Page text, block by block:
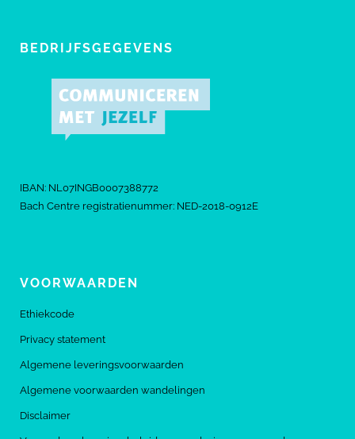
BEDRIJFSGEGEVENS
IBAN: NL07INGB0007388772
Bach Centre registratienummer: NED-2018-0912E
VOORWAARDEN
Ethiekcode
Privacy statement
Algemene leveringsvoorwaarden
Algemene voorwaarden wandelingen
Disclaimer